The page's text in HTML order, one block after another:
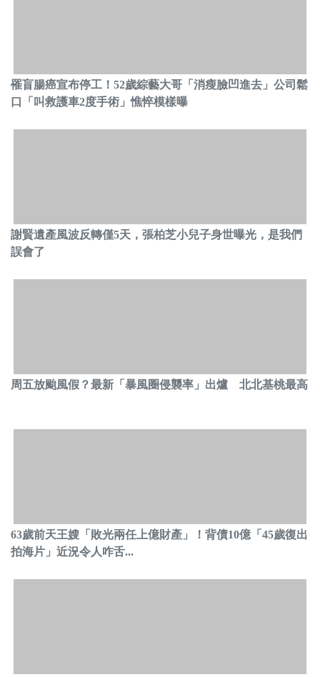
罹盲腸癌宣布停工！52歲綜藝大哥「消瘦臉凹進去」公司鬆
口「叫救護車2度手術」憔悴模樣曝
謝賢遺產風波反轉僅5天，張柏芝小兒子身世曝光，是我們
誤會了
周五放颱風假？最新「暴風圈侵襲率」出爐 北北基桃最高
63歲前天王嫂「敗光兩任上億財產」！背債10億「45歲復出
拍海片」近況令人咋舌...